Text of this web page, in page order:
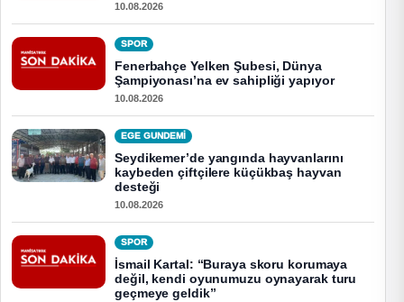
10.08.2026
SPOR
Fenerbahçe Yelken Şubesi, Dünya
Şampiyonası’na ev sahipliği yapıyor
10.08.2026
EGE GUNDEMİ
Seydikemer’de yangında hayvanlarını
kaybeden çiftçilere küçükbaş hayvan
desteği
10.08.2026
SPOR
İsmail Kartal: “Buraya skoru korumaya
değil, kendi oyunumuzu oynayarak turu
geçmeye geldik”